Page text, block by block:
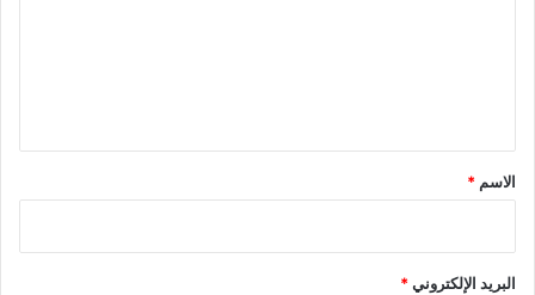
*
الاسم *
البريد الإلكتروني*